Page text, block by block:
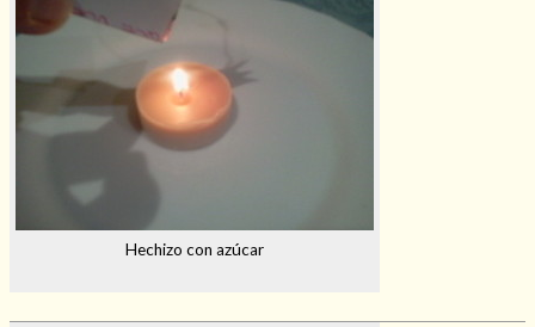
Hechizo con azúcar